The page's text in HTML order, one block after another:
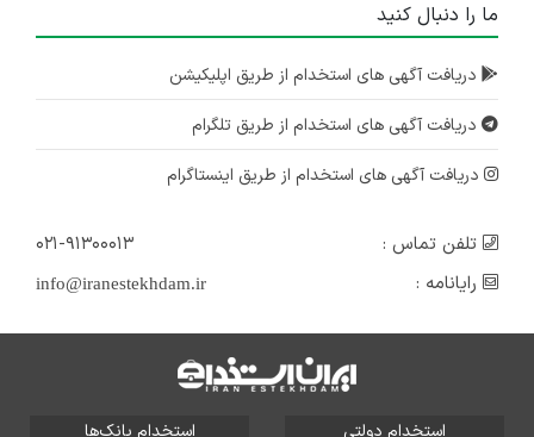
ما را دنبال کنید
دریافت آگهی های استخدام از طریق اپلیکیشن
دریافت آگهی های استخدام از طریق تلگرام
دریافت آگهی های استخدام از طریق اینستاگرام
تلفن تماس :
۰۲۱-۹۱۳۰۰۰۱۳
رایانامه :
info@iranestekhdam.ir
استخدام دولتی استخدام بانک‌ها